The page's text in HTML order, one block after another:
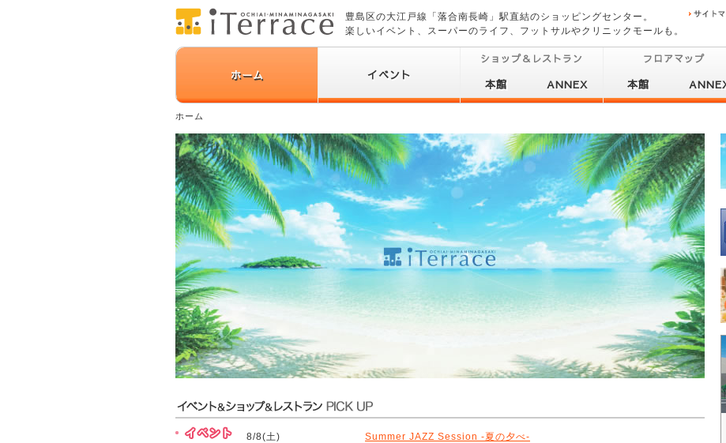
豊島区の大江戸線「落合南長崎」駅直結のショッピングセンター。
楽しいイベント、スーパーのライフ、フットサルやクリニックモールも。
ホーム イベント
ショップ＆レストラン
本館 ANNEX
フロアマップ
本館
ホーム
8/8(土) Summer JAZZ Session -夏の夕べ-